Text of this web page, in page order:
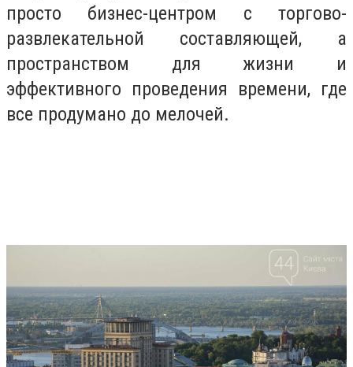
просто бизнес-центром с торгово-
развлекательной составляющей, а
пространством для жизни и
эффективного проведения времени, где
все продумано до мелочей.